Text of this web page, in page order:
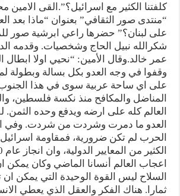
كلفتنا الكثير مع اسرائيل؟”.القى
“منتدى صور الثقافي” بعنوان “ماذا بعد
على لبنان؟” حضرها راعي ابرشية صور
شكرالله نبيل الحاج وشخصيات. وقدمه
عمر خالد.وقال الأمين: “نحيي اولا ابطال
وقفوا في وجه العدو بكل بسالة وبطولة
على اي ساحة عربية سوى في هذا
المناضل والمكافح منذ نكسة فلسطين،
العالم كله على ارضه ويدفع وحده الثمن.
العدو ما دمرت وشردت من شردت. وفي
الحرب لم تكن ضرورية، فمقاومة
اعجاب العالم أنسانا الماضي وكان يمكن
السلاح ليس القوة الوحيدة التي يمكن
ثمارا. هناك الفكر والعقل الذي يعطي